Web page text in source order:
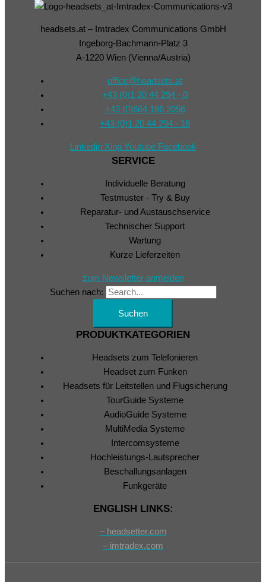
headsets.at – Imtradex Communications GmbH
Ingeborg-Bachmann-Platz 3
A-1220 Wien (Vienna/Austria)
office@headsets.at
+43 (0)1 20 44 294 - 0
+43 (0)664 186 2056
+43 (0)1 20 44 294 - 18
Linkedin Xing Youtube Facebook
SERVICE
Individuelle Beratung
Testmuster - Try & Buy
Reparatur- und Austauschservice
Technischer Support
Wartung
Kurze Lieferzeiten
zum Newsletter anmelden
Suchen nach:
PRODUKTKATEGORIEN
Headsets zum Telefonieren
Headset zum Funken
Headsets für Leitstellen und Flugsicherung
TourGuide Systeme
AudioGuide Systeme
MultiMedia Systeme
Intercomsysteme
Hochleistungs-Lautsprecher
Beschallungsanlagen
Funkgeräte
ENGLISH LINKS:
– headsetter.com
– imtradex.com